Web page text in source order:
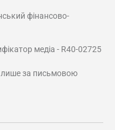
фінансово-
медіа - R40-02725
лише за письмовою